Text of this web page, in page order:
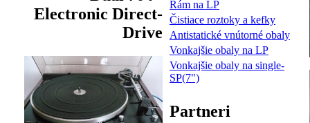
Electronic Direct-
Drive
Rám na LP
Čistiace roztoky a kefky
Antistatické vnútorné obaly
Vonkajšie obaly na LP
Vonkajšie obaly na single-
SP(7")
Partneri